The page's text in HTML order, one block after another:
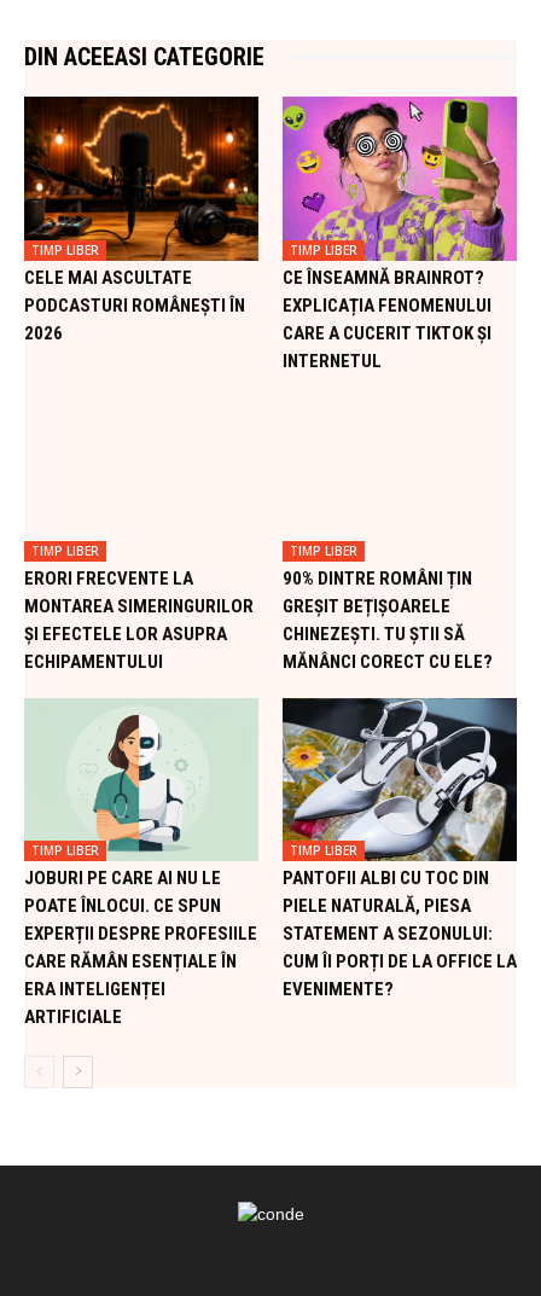
DIN ACEEASI CATEGORIE
TIMP LIBER
CELE MAI ASCULTATE
PODCASTURI ROMÂNEȘTI ÎN
2026
TIMP LIBER
CE ÎNSEAMNĂ BRAINROT?
EXPLICAȚIA FENOMENULUI
CARE A CUCERIT TIKTOK ȘI
INTERNETUL
TIMP LIBER
ERORI FRECVENTE LA
MONTAREA SIMERINGURILOR
ȘI EFECTELE LOR ASUPRA
ECHIPAMENTULUI
TIMP LIBER
90% DINTRE ROMÂNI ȚIN
GREȘIT BEȚIȘOARELE
CHINEZEȘTI. TU ȘTII SĂ
MĂNÂNCI CORECT CU ELE?
TIMP LIBER
JOBURI PE CARE AI NU LE
POATE ÎNLOCUI. CE SPUN
EXPERȚII DESPRE PROFESIILE
CARE RĂMÂN ESENȚIALE ÎN
ERA INTELIGENȚEI
ARTIFICIALE
TIMP LIBER
PANTOFII ALBI CU TOC DIN
PIELE NATURALĂ, PIESA
STATEMENT A SEZONULUI:
CUM ÎI PORȚI DE LA OFFICE LA
EVENIMENTE?